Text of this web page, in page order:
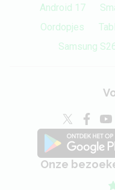
Android 17
Oordopjes
Samsung
Onze